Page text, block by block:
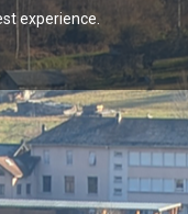
experience.